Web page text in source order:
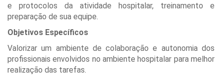
e protocolos da atividade hospitalar, treinamento e
preparação de sua equipe.
Objetivos Específicos
Valorizar um ambiente de colaboração e autonomia dos
profissionais envolvidos no ambiente hospitalar para melhor
realização das tarefas.